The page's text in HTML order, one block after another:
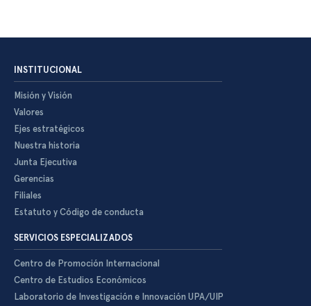
INSTITUCIONAL
Misión y Visión
Valores
Ejes estratégicos
Nuestra historia
Junta Ejecutiva
Gerencias
Filiales
Estatuto y Código de conducta
SERVICIOS ESPECIALIZADOS
Centro de Promoción Internacional
Centro de Estudios Económicos
Laboratorio de Investigación e Innovación UPA/UIP